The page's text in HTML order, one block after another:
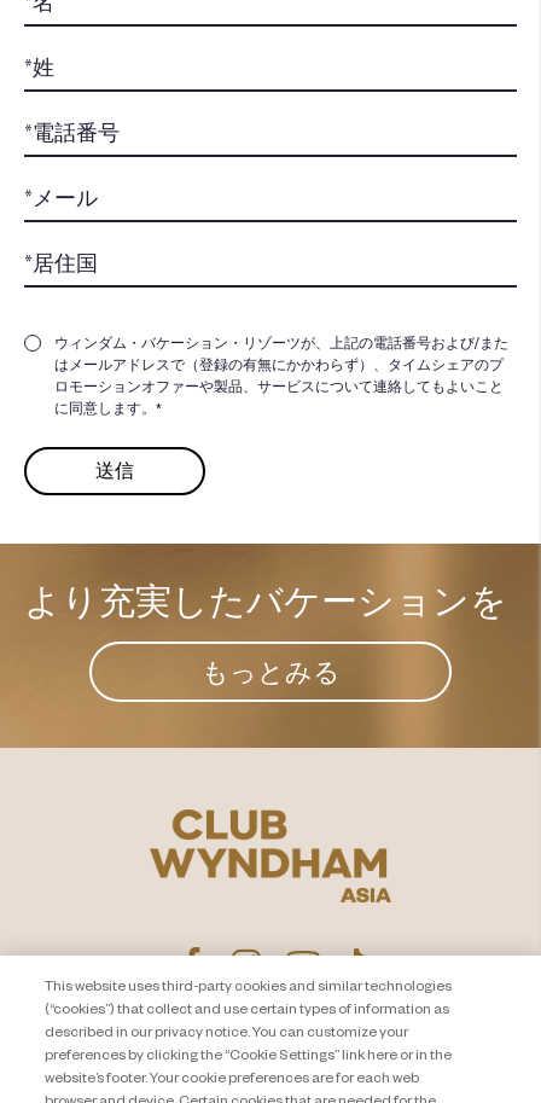
ウィンダム・バケーション・リゾーツが、上記の電話番号および/また
はメールアドレスで（登録の有無にかかわらず）、タイムシェアのプ
ロモーションオファーや製品、サービスについて連絡してもよいこと
に同意します。*
より充実した​バケーションを
もっとみる
プライバシー通知
About Travel + Leisure Co
お問い合わせ
サイトマップ
This website uses third-party cookies and similar technologies
(“cookies”) that collect and use certain types of information as
described in our privacy notice. You can customize your
preferences by clicking the “Cookie Settings” link here or in the
website’s footer. Your cookie preferences are for each web